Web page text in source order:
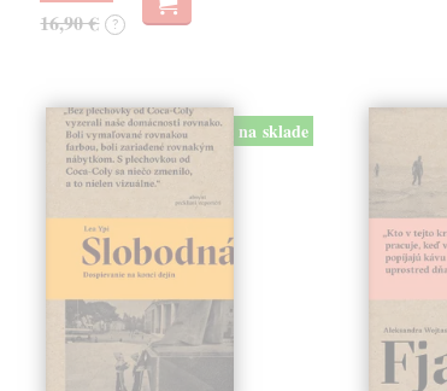
16,90 € ?
na sklade